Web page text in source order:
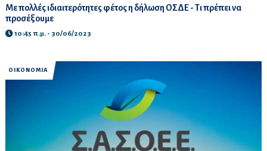
Με πολλές ιδιαιτερότητες φέτος η δήλωση ΟΣΔΕ - Τι πρέπει να
προσέξουμε
10:45 π.μ. - 30/06/2023
ΟΙΚΟΝΟΜΙΑ